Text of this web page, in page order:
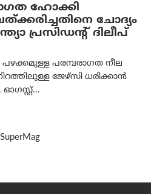
ഹോക്കി
ചോദ്യം
പ്രസിഡന്റ് ദിലീപ്
പരമ്പരാഗത നീല
ജേഴ്‌സി ധരിക്കാൻ